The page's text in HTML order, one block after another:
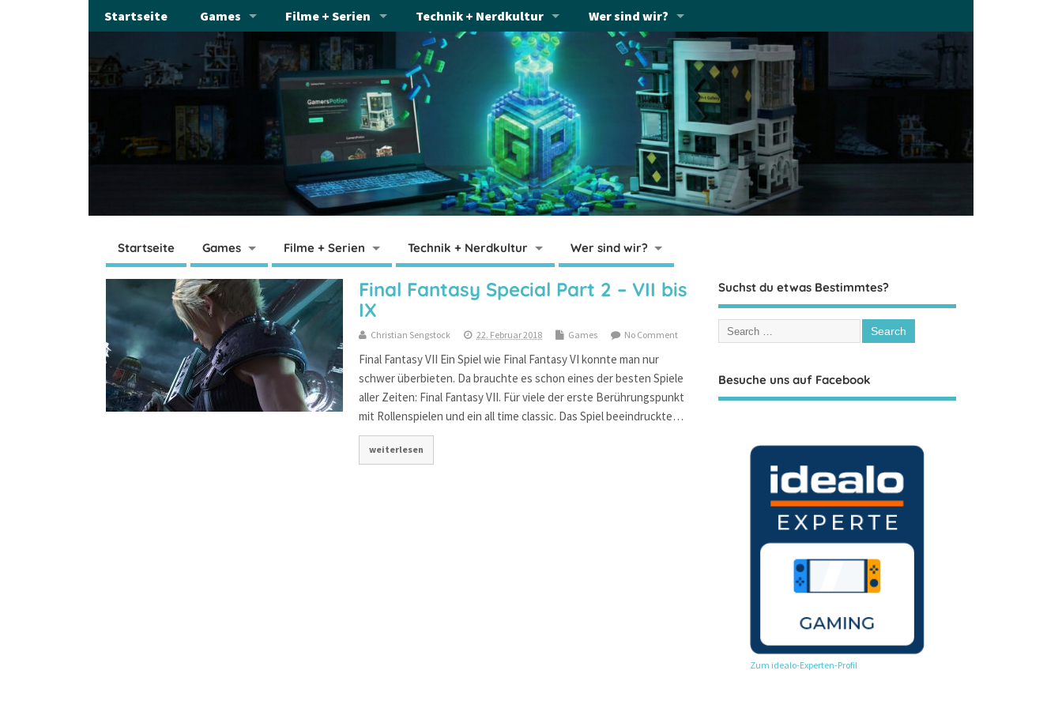
Startseite Games Filme + Serien Technik + Nerdkultur Wer sind wir?
Startseite Games Filme + Serien Technik + Nerdkultur Wer sind wir?
Final Fantasy Special Part 2 – VII bis
IX
Christian Sengstock 22. Februar 2018 Games No Comment
Final Fantasy VII Ein Spiel wie Final Fantasy VI konnte man nur
schwer überbieten. Da brauchte es schon eines der besten Spiele
aller Zeiten: Final Fantasy VII. Für viele der erste Berührungspunkt
mit Rollenspielen und ein all time classic. Das Spiel beeindruckte…
weiterlesen
Suchst du etwas Bestimmtes?
Besuche uns auf Facebook
Zum idealo-Experten-Profil